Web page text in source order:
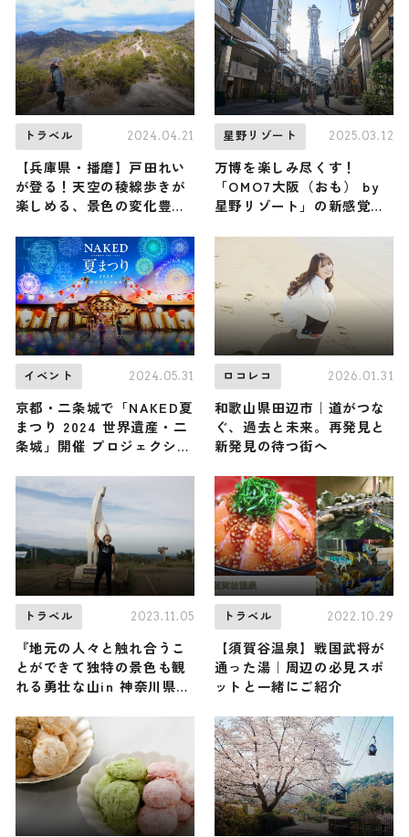
トラベル 2024.04.21
【兵庫県・播磨】戸田れい
が登る！天空の稜線歩きが
楽しめる、景色の変化豊か
シ！コラボ企画）
星野リゾート 2025.03.12
万博を楽しみ尽くす！
「OMO7大阪（おも） by
星野リゾート」の新感覚コ
EXPO」が開催中
イベント 2024.05.31
京都・二条城で「NAKED夏
まつり 2024 世界遺産・二
条城」開催 プロジェクショ
ライトアップなども
ロコレコ 2026.01.31
和歌山県田辺市｜道がつな
ぐ、過去と未来。再発見と
新発見の待つ街へ
トラベル 2023.11.05
『地元の人々と触れ合うこ
とができて独特の景色も観
れる勇壮な山in 神奈川県』
企画）
トラベル 2022.10.29
【須賀谷温泉】戦国武将が
通った湯｜周辺の必見スポ
ットと一緒にご紹介